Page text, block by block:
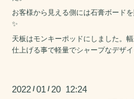
お客様から見える側には石膏ボード
✨
天板はモンキーポッドにしました。
仕上げる事で軽量でシャープなデザイ
2022 /01 /20 12:24